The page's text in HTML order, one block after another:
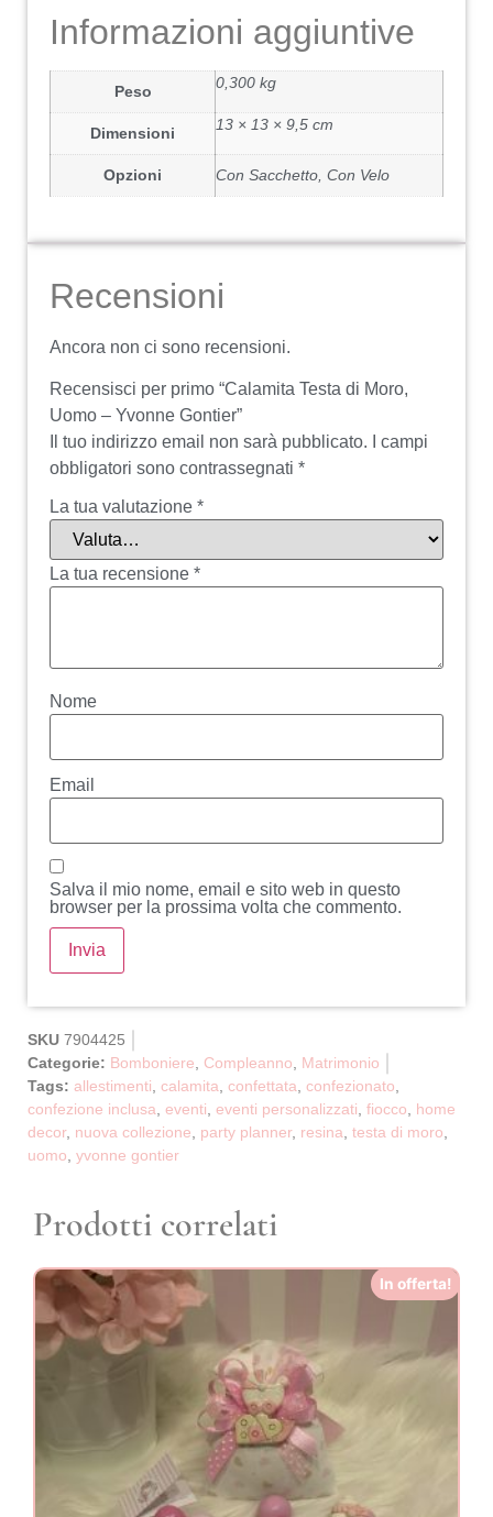
Informazioni aggiuntive
Peso 0,300 kg
Dimensioni 13 × 13 × 9,5 cm
Opzioni Con Sacchetto, Con Velo
Recensioni
Ancora non ci sono recensioni.
Recensisci per primo “Calamita Testa di Moro,
Uomo – Yvonne Gontier”
Il tuo indirizzo email non sarà pubblicato.
I campi
obbligatori sono contrassegnati *
La tua valutazione *
La tua recensione *
Nome
Email
Salva il mio nome, email e sito web in questo
browser per la prossima volta che commento.
SKU 7904425
Categorie: Bomboniere, Compleanno, Matrimonio
Tags: allestimenti, calamita, confettata, confezionato,
confezione inclusa, eventi, eventi personalizzati, fiocco, home
decor, nuova collezione, party planner, resina, testa di moro,
uomo, yvonne gontier
Prodotti correlati
In offerta!